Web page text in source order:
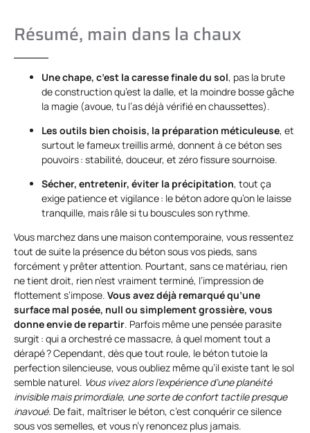
Résumé, main dans la chaux
Une chape, c’est la caresse finale du sol, pas la brute
de construction qu’est la dalle, et la moindre bosse gâche
la magie (avoue, tu l’as déjà vérifié en chaussettes).
Les outils bien choisis, la préparation méticuleuse, et
surtout le fameux treillis armé, donnent à ce béton ses
pouvoirs : stabilité, douceur, et zéro fissure sournoise.
Sécher, entretenir, éviter la précipitation, tout ça
exige patience et vigilance : le béton adore qu’on le laisse
tranquille, mais râle si tu bouscules son rythme.
Vous marchez dans une maison contemporaine, vous ressentez
tout de suite la présence du béton sous vos pieds, sans
forcément y prêter attention. Pourtant, sans ce matériau, rien
ne tient droit, rien n’est vraiment terminé, l’impression de
flottement s’impose. Vous avez déjà remarqué qu’une
surface mal posée, null ou simplement grossière, vous
donne envie de repartir. Parfois même une pensée parasite
surgit : qui a orchestré ce massacre, à quel moment tout a
dérapé ? Cependant, dès que tout roule, le béton tutoie la
perfection silencieuse, vous oubliez même qu’il existe tant le sol
semble naturel. Vous vivez alors l’expérience d’une planéité
invisible mais primordiale, une sorte de confort tactile presque
inavoué. De fait, maîtriser le béton, c’est conquérir ce silence
sous vos semelles, et vous n’y renoncez plus jamais.